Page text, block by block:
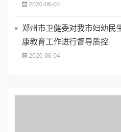
2020-06-04
郑州市卫健委对我市妇幼民
康教育工作进行督导质控
2020-06-04